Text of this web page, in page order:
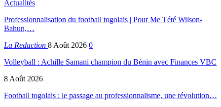
Actualités
Professionnalisation du football togolais | Pour Me Tété Wilson-
Bahun,…
La Redaction 8 Août 2026 0
Volleyball : Achille Samani champion du Bénin avec Finances VBC
8 Août 2026
Football togolais : le passage au professionnalisme, une révolution…